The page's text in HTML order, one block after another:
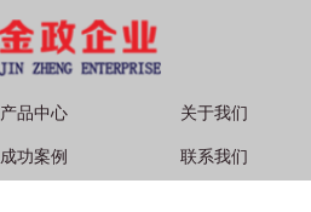
产品中心 关于我们
成功案例 联系我们